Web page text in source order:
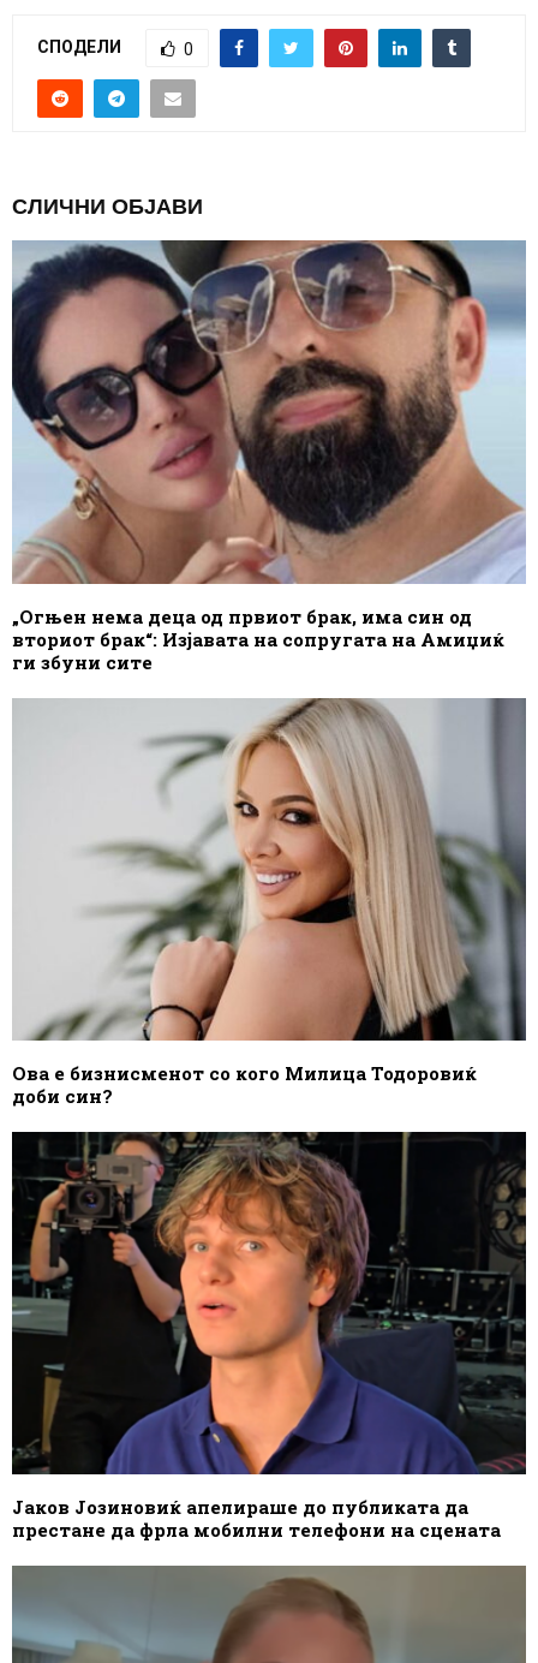
СПОДЕЛИ 0
СЛИЧНИ ОБЈАВИ
„Огњен нема деца од првиот брак, има син од
вториот брак“: Изјавата на сопругата на Амиџиќ
ги збуни сите
Ова е бизнисменот со кого Милица Тодоровиќ
доби син?
Јаков Јозиновиќ апелираше до публиката да
престане да фрла мобилни телефони на сцената